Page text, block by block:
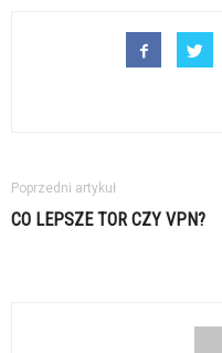
Poprzedni artykuł
CO LEPSZE TOR CZY VPN?